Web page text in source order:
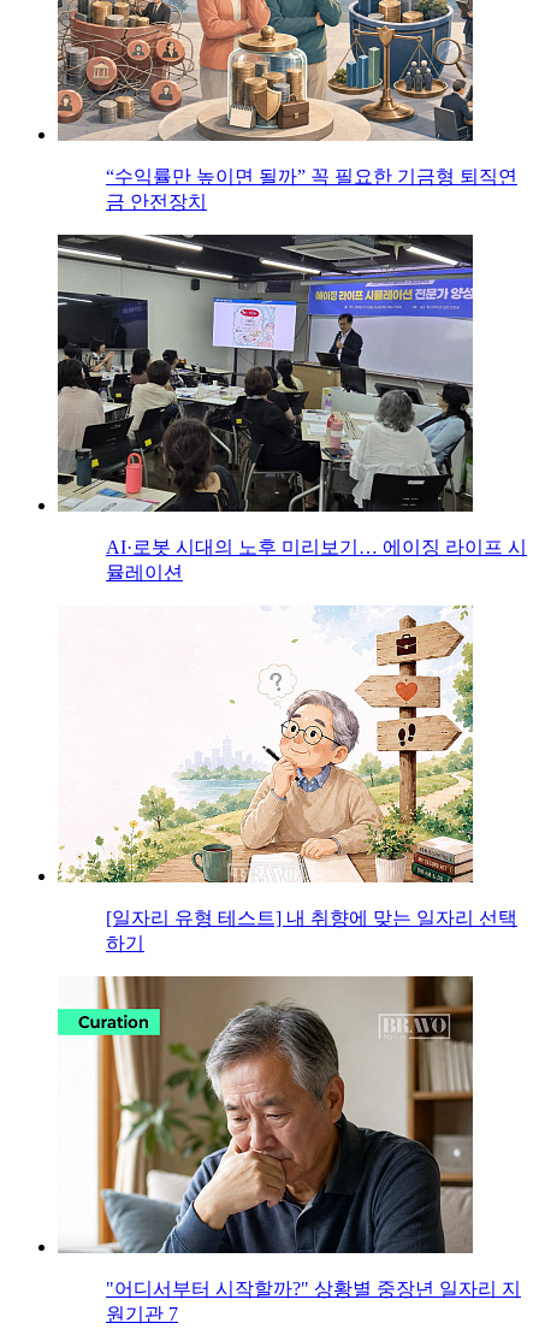
“수익률만 높이면 될까” 꼭 필요한 기금형 퇴직연
금 안전장치
AI·로봇 시대의 노후 미리보기… 에이징 라이프 시
뮬레이션
[일자리 유형 테스트] 내 취향에 맞는 일자리 선택
하기
"어디서부터 시작할까?" 상황별 중장년 일자리 지
원기관 7